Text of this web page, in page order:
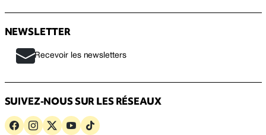
NEWSLETTER
Recevoir les newsletters
SUIVEZ-NOUS SUR LES RÉSEAUX